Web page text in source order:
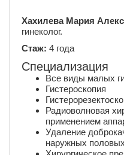
Хахилева Мария
гинеколог.
Стаж: 4 года
Специализация
Все виды малых
Гистероскопия
Радиоволновая
применением
Удаление
наружных